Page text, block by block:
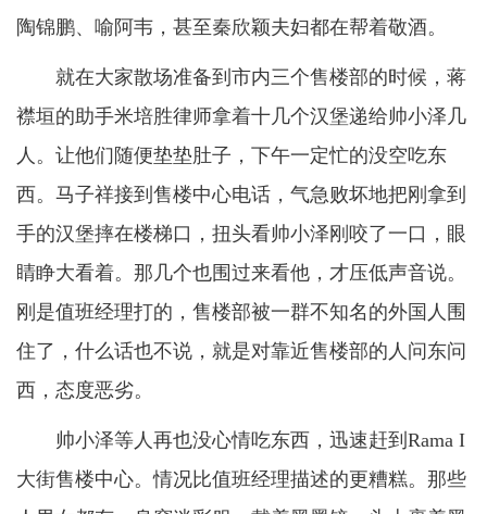
陶锦鹏、喻阿韦，甚至秦欣颖夫妇都在帮着敬酒。
就在大家散场准备到市内三个售楼部的时候，蒋
襟垣的助手米培胜律师拿着十几个汉堡递给帅小泽几
人。让他们随便垫垫肚子，下午一定忙的没空吃东
西。马子祥接到售楼中心电话，气急败坏地把刚拿到
手的汉堡摔在楼梯口，扭头看帅小泽刚咬了一口，眼
睛睁大看着。那几个也围过来看他，才压低声音说。
刚是值班经理打的，售楼部被一群不知名的外国人围
住了，什么话也不说，就是对靠近售楼部的人问东问
西，态度恶劣。
帅小泽等人再也没心情吃东西，迅速赶到Rama I
大街售楼中心。情况比值班经理描述的更糟糕。那些